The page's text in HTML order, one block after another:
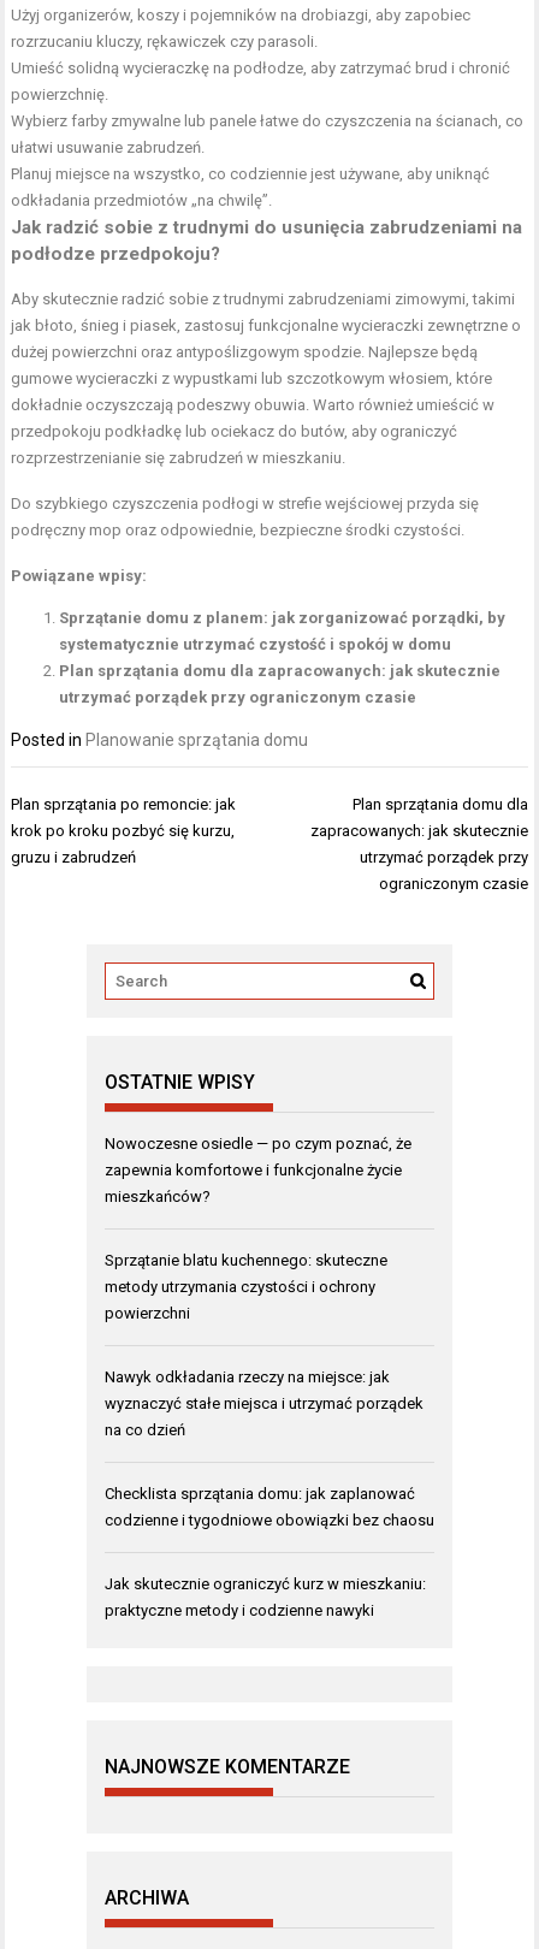
Użyj organizerów, koszy i pojemników na drobiazgi, aby zapobiec
rozrzucaniu kluczy, rękawiczek czy parasoli.
Umieść solidną wycieraczkę na podłodze, aby zatrzymać brud i chronić
powierzchnię.
Wybierz farby zmywalne lub panele łatwe do czyszczenia na ścianach, co
ułatwi usuwanie zabrudzeń.
Planuj miejsce na wszystko, co codziennie jest używane, aby uniknąć
odkładania przedmiotów „na chwilę”.
Jak radzić sobie z trudnymi do usunięcia zabrudzeniami na
podłodze przedpokoju?
Aby skutecznie radzić sobie z trudnymi zabrudzeniami zimowymi, takimi
jak błoto, śnieg i piasek, zastosuj funkcjonalne wycieraczki zewnętrzne o
dużej powierzchni oraz antypoślizgowym spodzie. Najlepsze będą
gumowe wycieraczki z wypustkami lub szczotkowym włosiem, które
dokładnie oczyszczają podeszwy obuwia. Warto również umieścić w
przedpokoju podkładkę lub ociekacz do butów, aby ograniczyć
rozprzestrzenianie się zabrudzeń w mieszkaniu.
Do szybkiego czyszczenia podłogi w strefie wejściowej przyda się
podręczny mop oraz odpowiednie, bezpieczne środki czystości.
Powiązane wpisy:
Sprzątanie domu z planem: jak zorganizować porządki, by
systematycznie utrzymać czystość i spokój w domu
Plan sprzątania domu dla zapracowanych: jak skutecznie
utrzymać porządek przy ograniczonym czasie
Posted in Planowanie sprzątania domu
Nawigacja
wpisu
Plan sprzątania po remoncie: jak
krok po kroku pozbyć się kurzu,
gruzu i zabrudzeń
Plan sprzątania domu dla
zapracowanych: jak skutecznie
utrzymać porządek przy
ograniczonym czasie
OSTATNIE WPISY
Nowoczesne osiedle — po czym poznać, że
zapewnia komfortowe i funkcjonalne życie
mieszkańców?
Sprzątanie blatu kuchennego: skuteczne
metody utrzymania czystości i ochrony
powierzchni
Nawyk odkładania rzeczy na miejsce: jak
wyznaczyć stałe miejsca i utrzymać porządek
na co dzień
Checklista sprzątania domu: jak zaplanować
codzienne i tygodniowe obowiązki bez chaosu
Jak skutecznie ograniczyć kurz w mieszkaniu:
praktyczne metody i codzienne nawyki
NAJNOWSZE KOMENTARZE
ARCHIWA